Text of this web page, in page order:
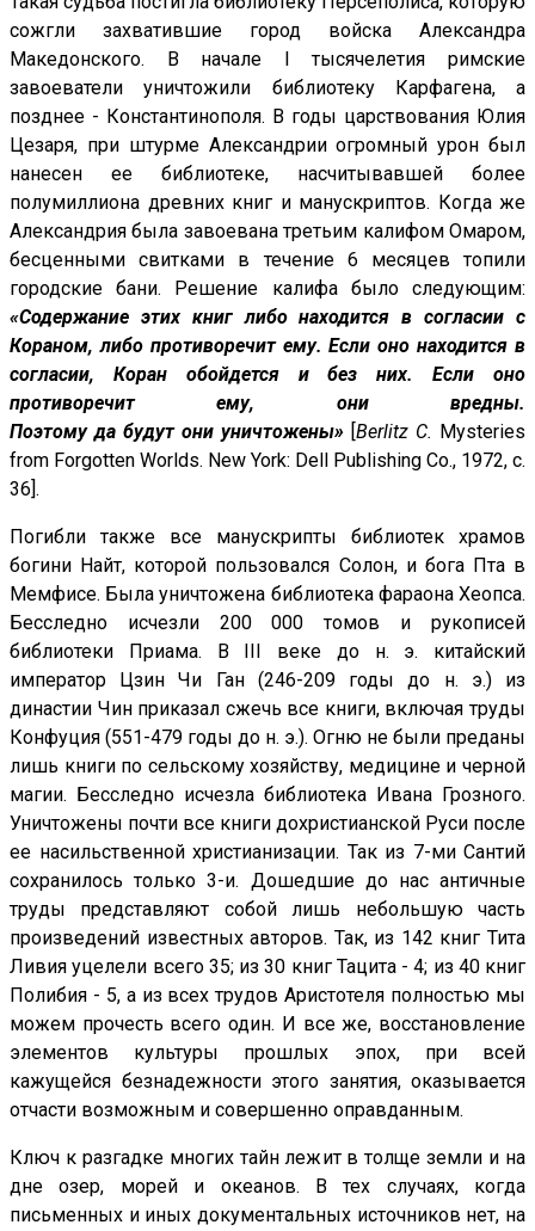
сожгли захватившие город войска Александра
Македонского. В начале I тысячелетия римские
завоеватели уничтожили библиотеку Карфагена, а
позднее - Константинополя. В годы царствования Юлия
Цезаря, при штурме Александрии огромный урон был
нанесен ее библиотеке, насчитывавшей более
полумиллиона древних книг и манускриптов. Когда же
Александрия была завоевана третьим калифом Омаром,
бесценными свитками в течение 6 месяцев топили
городские бани. Решение калифа было следующим:
«Содержание этих книг либо находится в согласии с
Кораном, либо противоречит ему. Если оно находится в
согласии, Коран обойдется и без них. Если оно
противоречит ему, они вредны.
Поэтомуда будут они уничтожены» Berlitz C. Mysteries
from Forgotten Worlds. New York: Dell Publishing Co., 1972, с.
36].
Погибли также все манускрипты библиотек храмов
богини Найт, которой пользовался Солон, и бога Пта в
Мемфисе. Была уничтожена библиотека фараона Хеопса.
Бесследно исчезли 200 000 томов и рукописей
библиотеки Приама. В III веке до н. э. китайский
император Цзин Чи Ган (246-209 годы до н. э.) из
династии Чин приказал сжечь все книги, включая труды
Конфуция (551-479 годы до н. э.). Огню не были преданы
лишь книги по сельскому хозяйству, медицине и черной
магии. Бесследно исчезла библиотека Ивана Грозного.
Уничтожены почти все книги дохристианской Руси после
ее насильственной христианизации. Так из 7-ми Сантий
сохранилось только 3-и. Дошедшие до нас античные
труды представляют собой лишь небольшую часть
произведений известных авторов. Так, из 142 книг Тита
Ливия уцелели всего 35; из 30 книг Тацита - 4; из 40 книг
Полибия - 5, а из всех трудов Аристотеля полностью мы
можем прочесть всего один. И все же, восстановление
элементов культуры прошлых эпох, при всей
кажущейся безнадежности этого занятия, оказывается
отчасти возможным и совершенно оправданным.
Ключ к разгадке многих тайн лежит в толще земли и на
дне озер, морей и океанов. В тех случаях, когда
письменных и иных документальных источников нет, на